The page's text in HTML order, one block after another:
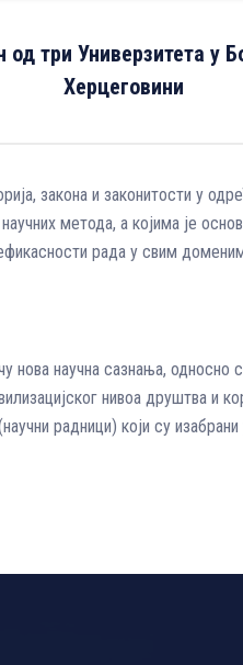
од три Универзитета у
Херцеговини
закона и законитости у
метода, а којима је
рада у свим
нова научна сазнања, односно
нивоа друштва и
радници) који су изабрани